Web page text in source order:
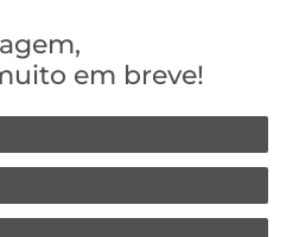
em breve!